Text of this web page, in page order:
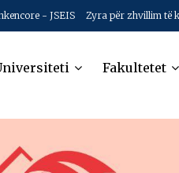
- JSEIS Zyra për zhvillim të
Fakultetet